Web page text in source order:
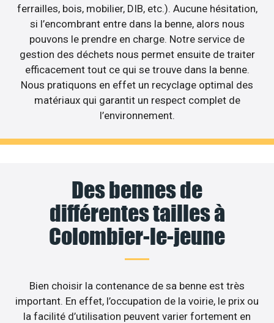
ferrailles, bois, mobilier, DIB, etc.). Aucune hésitation,
si l’encombrant entre dans la benne, alors nous
pouvons le prendre en charge. Notre service de
gestion des déchets nous permet ensuite de traiter
efficacement tout ce qui se trouve dans la benne.
Nous pratiquons en effet un recyclage optimal des
matériaux qui garantit un respect complet de
l’environnement.
Des bennes de
différentes tailles à
Colombier-le-jeune
Bien choisir la contenance de sa benne est très
important. En effet, l’occupation de la voirie, le prix ou
la facilité d’utilisation peuvent varier fortement en